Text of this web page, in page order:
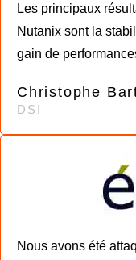
Les principaux
Nutanix sont la
gain de
Christophe
DSI
Nous avons été